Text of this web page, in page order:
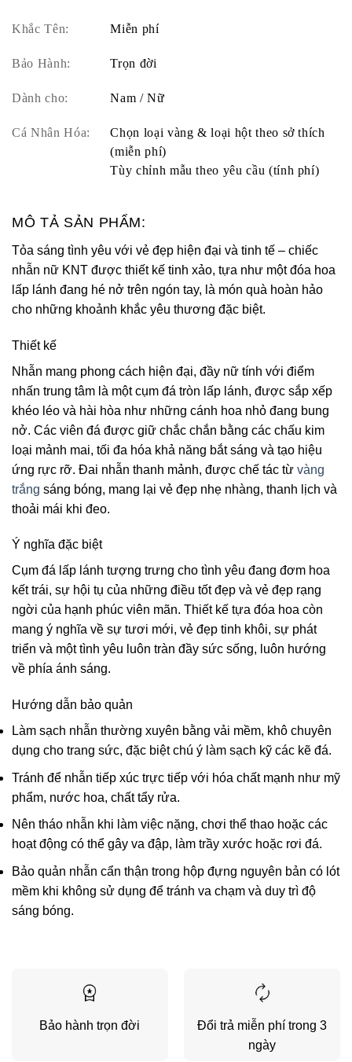
Khắc Tên: Miễn phí
Bảo Hành: Trọn đời
Dành cho: Nam / Nữ
Cá Nhân Hóa:
Chọn loại vàng & loại hột theo sở thích
(miễn phí)
Tùy chỉnh mẫu theo yêu cầu (tính phí)
MÔ TẢ SẢN PHẨM:
Tỏa sáng tình yêu với vẻ đẹp hiện đại và tinh tế – chiếc
nhẫn nữ KNT được thiết kế tinh xảo, tựa như một đóa hoa
lấp lánh đang hé nở trên ngón tay, là món quà hoàn hảo
cho những khoảnh khắc yêu thương đặc biệt.
Thiết kế
Nhẫn mang phong cách hiện đại, đầy nữ tính với điểm
nhấn trung tâm là một cụm đá tròn lấp lánh, được sắp xếp
khéo léo và hài hòa như những cánh hoa nhỏ đang bung
nở. Các viên đá được giữ chắc chắn bằng các chấu kim
loại mảnh mai, tối đa hóa khả năng bắt sáng và tạo hiệu
ứng rực rỡ. Đai nhẫn thanh mảnh, được chế tác từ vàng
trắng sáng bóng, mang lại vẻ đẹp nhẹ nhàng, thanh lịch và
thoải mái khi đeo.
Ý nghĩa đặc biệt
Cụm đá lấp lánh tượng trưng cho tình yêu đang đơm hoa
kết trái, sự hội tụ của những điều tốt đẹp và vẻ đẹp rạng
ngời của hạnh phúc viên mãn. Thiết kế tựa đóa hoa còn
mang ý nghĩa về sự tươi mới, vẻ đẹp tinh khôi, sự phát
triển và một tình yêu luôn tràn đầy sức sống, luôn hướng
về phía ánh sáng.
Hướng dẫn bảo quản
Làm sạch nhẫn thường xuyên bằng vải mềm, khô chuyên
dụng cho trang sức, đặc biệt chú ý làm sạch kỹ các kẽ đá.
Tránh để nhẫn tiếp xúc trực tiếp với hóa chất mạnh như mỹ
phẩm, nước hoa, chất tẩy rửa.
Nên tháo nhẫn khi làm việc nặng, chơi thể thao hoặc các
hoạt động có thể gây va đập, làm trầy xước hoặc rơi đá.
Bảo quản nhẫn cẩn thận trong hộp đựng nguyên bản có lót
mềm khi không sử dụng để tránh va chạm và duy trì độ
sáng bóng.
Bảo hành trọn đời
Đổi trả miễn phí trong 3
ngày